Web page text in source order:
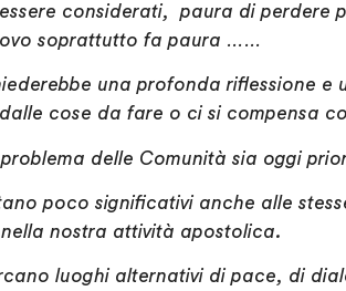
considerati, paura di perdere
soprattutto fa paura ……
una profonda riflessione
cose da fare o ci si compensa
delle Comunità sia oggi
poco significativi anche alle
nostra attività apostolica.
luoghi alternativi di pace, di